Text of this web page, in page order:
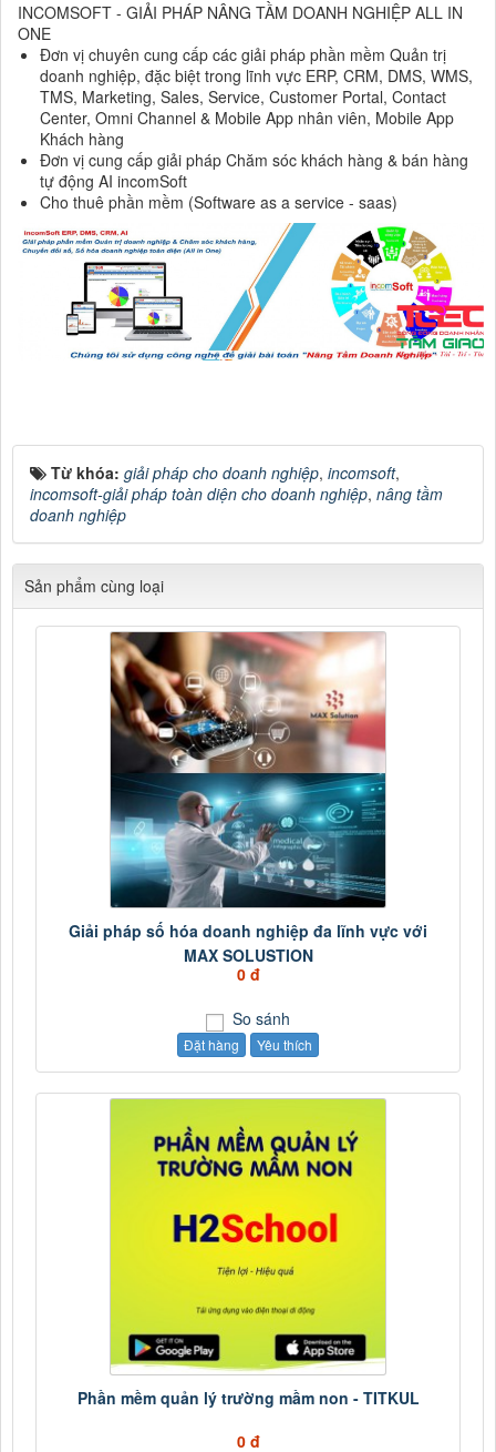
INCOMSOFT - GIẢI PHÁP NÂNG TẦM DOANH NGHIỆP ALL IN
ONE
Đơn vị chuyên cung cấp các giải pháp phần mềm Quản trị
doanh nghiệp, đặc biệt trong lĩnh vực ERP, CRM, DMS, WMS,
TMS, Marketing, Sales, Service, Customer Portal, Contact
Center, Omni Channel & Mobile App nhân viên, Mobile App
Khách hàng
Đơn vị cung cấp giải pháp Chăm sóc khách hàng & bán hàng
tự động AI incomSoft
Cho thuê phần mềm (Software as a service - saas)
Từ khóa: giải pháp cho doanh nghiệp, incomsoft,
incomsoft-giải pháp toàn diện cho doanh nghiệp, nâng tầm
doanh nghiệp
Sản phẩm cùng loại
Giải pháp số hóa doanh nghiệp đa lĩnh vực với
MAX SOLUSTION
0 đ
So sánh
Đặt hàng Yêu thích
Phần mềm quản lý trường mầm non - TITKUL
0 đ